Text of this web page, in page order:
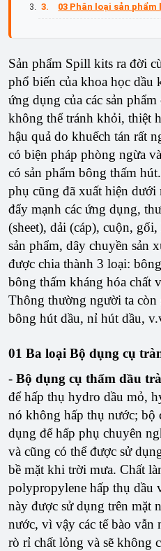
03 Phân loại sản phẩm
Sản phẩm Spill kits ra đời
phổ biến của khoa học dầu
ứng dụng của các sản
không thể tránh khỏi, thiệt
hậu quả do khuếch tán rất
có biện pháp phòng ngừa
có sản phẩm bông thấm
phụ cũng đã xuất hiện
đẩy mạnh các ứng dụng,
(sheet), dải (cáp), cuộn,
sản phẩm, dây chuyền sản
được chia thành 3 loại:
bông thấm kháng hóa chất
Thông thường người ta còn
bông hút dầu, nỉ hút dầu,
01 Ba loại Bộ dụng cụ
- Bộ dụng cụ thấm dầu
để hấp thụ hydro dầu mỏ,
nó không hấp thụ nước; bộ
dụng để hấp phụ chuyên
và cũng có thể được sử
bề mặt khi trời mưa. Chất
polypropylene hấp thụ dầu
này được sử dụng trên mặt
nước, vì vậy các tế bào vẫn
rò rỉ chất lỏng và sẽ không